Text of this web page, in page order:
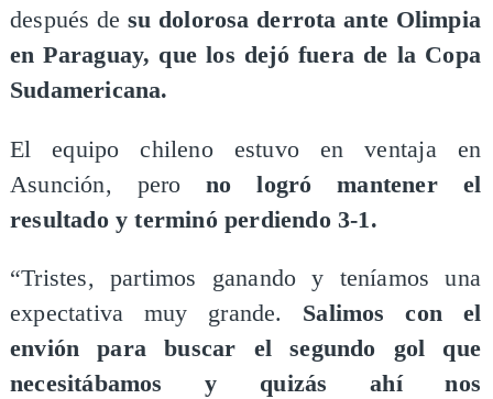
después de su dolorosa derrota ante Olimpia
en Paraguay, que los dejó fuera de la Copa
Sudamericana.
El equipo chileno estuvo en ventaja en
Asunción, perono logró mantener el
resultado y terminó perdiendo 3-1.
“Tristes, partimos ganando y teníamos una
expectativa muy grande. Salimos con el
envión para buscar el segundo gol que
necesitábamos y quizás ahí nos